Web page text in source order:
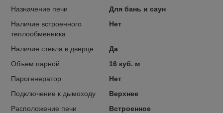
Назначение печи
Для бань и саун
Наличие встроенного
теплообменника
Нет
Наличие стекла в дверце
Да
Объем парной
16 куб. м
Парогенератор
Нет
Подключение к дымоходу
Верхнее
Расположение печи
Встроенное